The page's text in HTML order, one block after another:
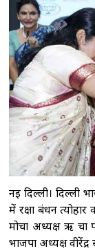
का
प्रदेश:
युवकों
अगले
पहुंचने
नई दिल्ली। दिल्ली
में रक्षा बंधन
मोर्चा अध्यक्ष ऋ चा
भाजपा अध्यक्ष